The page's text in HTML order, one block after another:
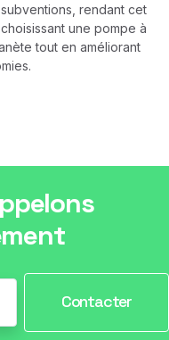
rendant cet
une pompe à
tout en améliorant
Contacter